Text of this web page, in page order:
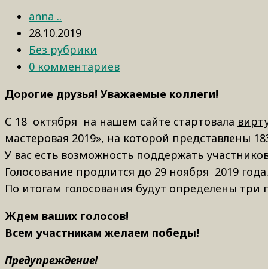
anna ..
28.10.2019
Без рубрики
0 комментариев
Дорогие друзья! Уважаемые коллеги!
С 18 октября на нашем сайте стартовала
мастеровая 2019», на которой представлены
У вас есть возможность поддержать
Голосование продлится до 29 ноября 2019 года.
По итогам голосования будут определены
Ждем ваших голосов!
Всем участникам желаем победы!
Предупреждение!